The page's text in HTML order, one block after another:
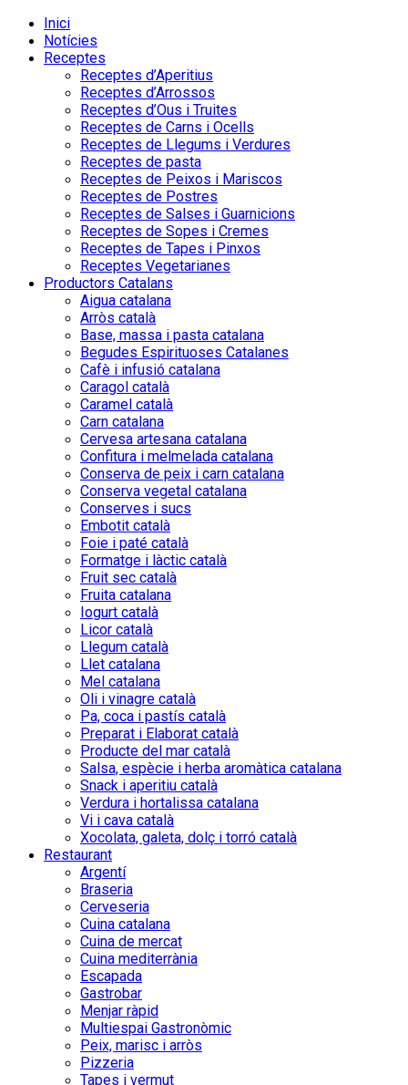
Inici
Notícies
Receptes
Receptes d’Aperitius
Receptes d’Arrossos
Receptes d’Ous i Truites
Receptes de Carns i Ocells
Receptes de Llegums i Verdures
Receptes de pasta
Receptes de Peixos i Mariscos
Receptes de Postres
Receptes de Salses i Guarnicions
Receptes de Sopes i Cremes
Receptes de Tapes i Pinxos
Receptes Vegetarianes
Productors Catalans
Aigua catalana
Arròs català
Base, massa i pasta catalana
Begudes Espirituoses Catalanes
Cafè i infusió catalana
Caragol català
Caramel català
Carn catalana
Cervesa artesana catalana
Confitura i melmelada catalana
Conserva de peix i carn catalana
Conserva vegetal catalana
Conserves i sucs
Embotit català
Foie i paté català
Formatge i làctic català
Fruit sec català
Fruita catalana
Iogurt català
Licor català
Llegum català
Llet catalana
Mel catalana
Oli i vinagre català
Pa, coca i pastís català
Preparat i Elaborat català
Producte del mar català
Salsa, espècie i herba aromàtica catalana
Snack i aperitiu català
Verdura i hortalissa catalana
Vi i cava català
Xocolata, galeta, dolç i torró català
Restaurant
Argentí
Braseria
Cerveseria
Cuina catalana
Cuina de mercat
Cuina mediterrània
Escapada
Gastrobar
Menjar ràpid
Multiespai Gastronòmic
Peix, marisc i arròs
Pizzeria
Tapes i vermut